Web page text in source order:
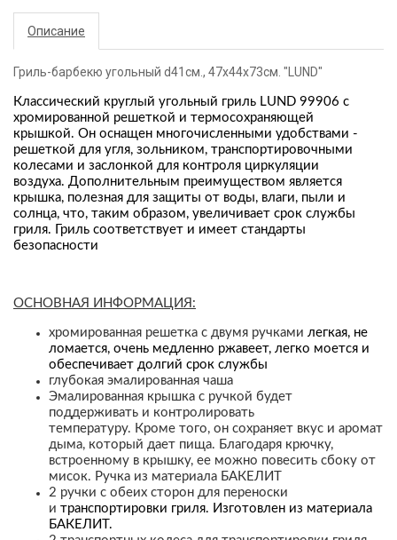
Описание
Гриль-барбекю угольный d41см., 47x44x73см. "LUND"
Классический круглый угольный гриль LUND 99906 с
хромированной решеткой и термосохраняющей
крышкой. Он оснащен многочисленными удобствами -
решеткой для угля, зольником, транспортировочными
колесами и заслонкой для контроля циркуляции
воздуха. Дополнительным преимуществом является
крышка, полезная для защиты от воды, влаги, пыли и
солнца, что, таким образом, увеличивает срок службы
гриля.
Гриль соответствует и имеет стандарты
безопасности
ОСНОВНАЯ ИНФОРМАЦИЯ:
хромированная решетка с двумя ручками легкая, не
ломается, очень медленно ржавеет, легко моется и
обеспечивает долгий срок службы
глубокая эмалированная чаша
Эмалированная крышка с ручкой будет
поддерживать и контролировать
температуру. Кроме того, он сохраняет вкус и аромат
дыма, который дает пища. Благодаря крючку,
встроенному в крышку, ее можно повесить сбоку от
мисок. Ручка из материала БАКЕЛИТ
2 ручки с обеих сторон для переноски
и транспортировки гриля. Изготовлен из материала
БАКЕЛИТ.